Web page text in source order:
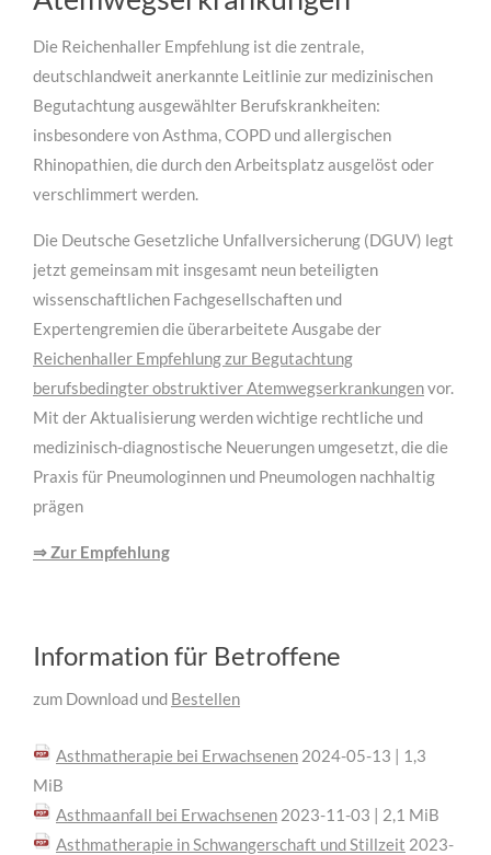
Die Reichenhaller Empfehlung ist die zentrale,
deutschlandweit anerkannte Leitlinie zur medizinischen
Begutachtung ausgewählter Berufskrankheiten:
insbesondere von Asthma, COPD und allergischen
Rhinopathien, die durch den Arbeitsplatz ausgelöst oder
verschlimmert werden.
Die Deutsche Gesetzliche Unfallversicherung (DGUV) legt
jetzt gemeinsam mit insgesamt neun beteiligten
wissenschaftlichen Fachgesellschaften und
Expertengremien die überarbeitete Ausgabe der
Reichenhaller Empfehlung zur Begutachtung
berufsbedingter obstruktiver Atemwegserkrankungenvor.
Mit der Aktualisierung werden wichtige rechtliche und
medizinisch-diagnostische Neuerungen umgesetzt, die die
Praxis für Pneumologinnen und Pneumologen nachhaltig
prägen
⇒ Zur Empfehlung
Information für Betroffene
zum Download und Bestellen
Asthmatherapie bei Erwachsenen 2024-05-13 | 1,3
MiB
Asthmaanfall bei Erwachsenen 2023-11-03 | 2,1 MiB
Asthmatherapie in Schwangerschaft und Stillzeit 2023-